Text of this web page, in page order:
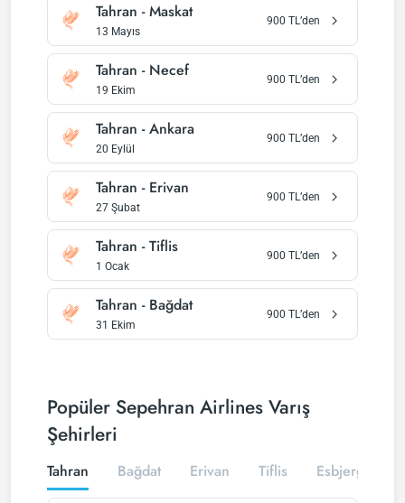
Tahran -Maskat
13 Mayıs
900 TL’den
Tahran - Necef
19 Ekim
900 TL’den
Tahran -Ankara
20 Eylül
900 TL’den
Tahran - Erivan
27 Şubat
900 TL’den
Tahran -Tiflis
1 Ocak
900 TL’den
Tahran - Bağdat
31 Ekim
900 TL’den
Popüler Sepehran Airlines Varış
Şehirleri
Tahran Bağdat Erivan Tiflis Esbjerg